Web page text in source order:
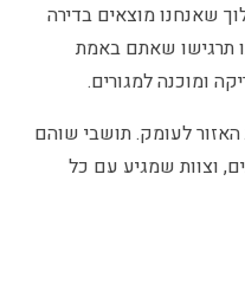
שאנחנו מוצאים בדירה
תרגישו שאתם באמת
ומוכנה למגורים.
לעומק. תושבי שוהם
וצוות שמגיע עם כל